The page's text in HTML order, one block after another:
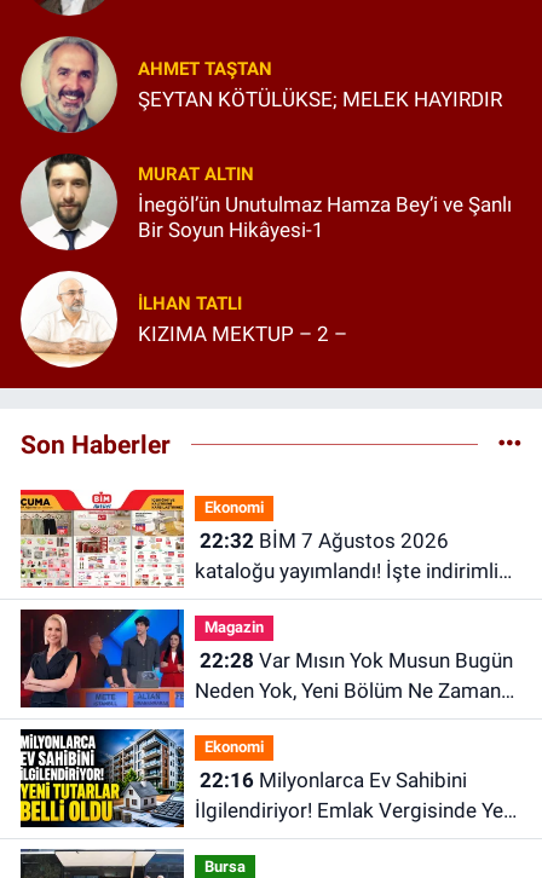
AHMET TAŞTAN
ŞEYTAN KÖTÜLÜKSE; MELEK HAYIRDIR
MURAT ALTIN
İnegöl’ün Unutulmaz Hamza Bey’i ve Şanlı
Bir Soyun Hikâyesi-1
İLHAN TATLI
KIZIMA MEKTUP – 2 –
Son Haberler
Ekonomi
22:32BİM 7 Ağustos 2026
kataloğu yayımlandı! İşte indirimli
ürünler ve fiyatları
Magazin
22:28
Neden Yok, Yeni Bölüm Ne Zaman?
6 Ağustos ATV Yayın Akışı
Ekonomi
22:16Milyonlarca Ev Sahibini
İlgilendiriyor! Emlak Vergisinde Yeni
Tutarlar Belli Oldu
Bursa